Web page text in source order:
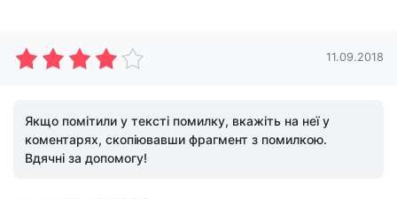
11.09.2018
Якщо помітили у тексті помилку, вкажіть на неї у
коментарях, скопіювавши фрагмент з помилкою.
Вдячні за допомогу!